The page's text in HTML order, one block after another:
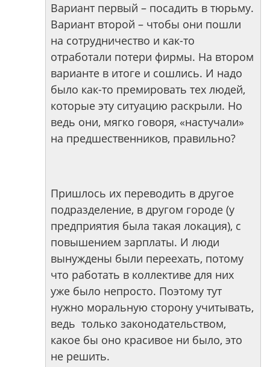
Вариант первый – посадить в тюрьму.
Вариант второй – чтобы они пошли
на сотрудничество и как-то
отработали потери фирмы. На втором
варианте в итоге и сошлись. И надо
было как-то премировать тех людей,
которые эту ситуацию раскрыли. Но
ведь они, мягко говоря, «настучали»
на предшественников, правильно?
Пришлось их переводить в другое
подразделение, в другом городе (у
предприятия была такая локация), с
повышением зарплаты. И люди
вынуждены были переехать, потому
что работать в коллективе для них
уже было непросто. Поэтому тут
нужно моральную сторону учитывать,
ведь только законодательством,
какое бы оно красивое ни было, это
не решить.